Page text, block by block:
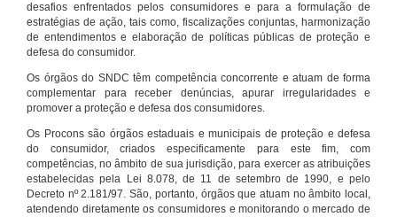
desafios enfrentados pelos consumidores e para a formulação de
estratégias de ação, tais como, fiscalizações conjuntas, harmonização
de entendimentos e elaboração de políticas públicas de proteção e
defesa do consumidor.
Os órgãos do SNDC têm competência concorrente e atuam de forma
complementar para receber denúncias, apurar irregularidades e
promover a proteção e defesa dos consumidores.
Os Procons são órgãos estaduais e municipais de proteção e defesa
do consumidor, criados especificamente para este fim, com
competências, no âmbito de sua jurisdição, para exercer as atribuições
estabelecidas pela Lei 8.078, de 11 de setembro de 1990, e pelo
Decreto nº 2.181/97. São, portanto, órgãos que atuam no âmbito local,
atendendo diretamente os consumidores e monitorando o mercado de